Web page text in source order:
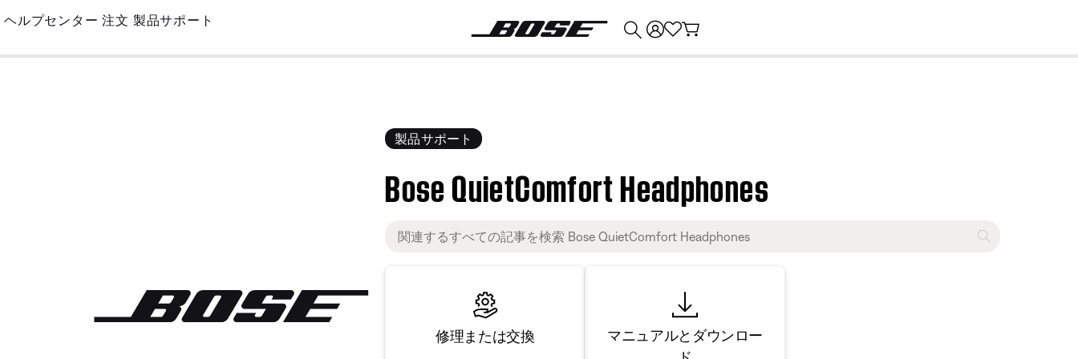
Skip
Main
ヘルプセンター 注文 製品サポート
製品サポート
Bose QuietComfort Headphones
修理または交換
マニュアルとダウンロー